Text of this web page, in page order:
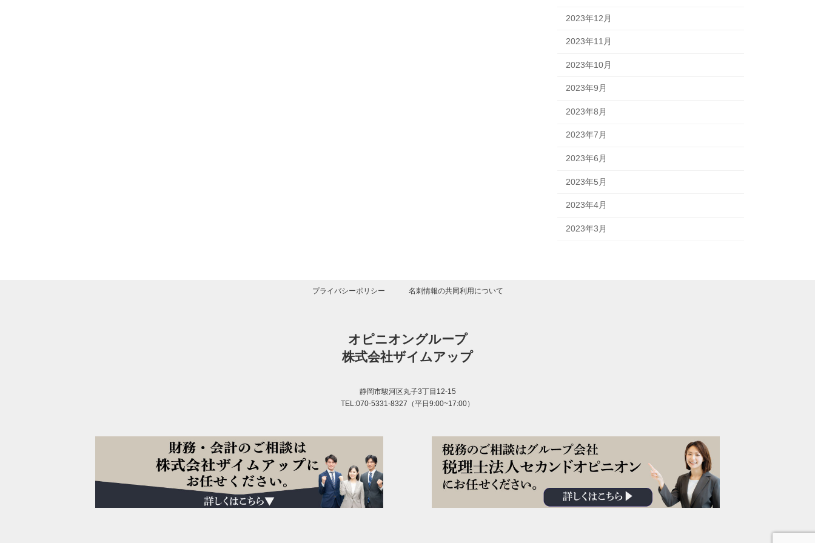
2023年12月
2023年11月
2023年10月
2023年9月
2023年8月
2023年7月
2023年6月
2023年5月
2023年4月
2023年3月
プライバシーポリシー 名刺情報の共同利用について
オピニオングループ
株式会社ザイムアップ
静岡市駿河区丸子3丁目12-15
TEL:070-5331-8327 （平日9:00~17:00）